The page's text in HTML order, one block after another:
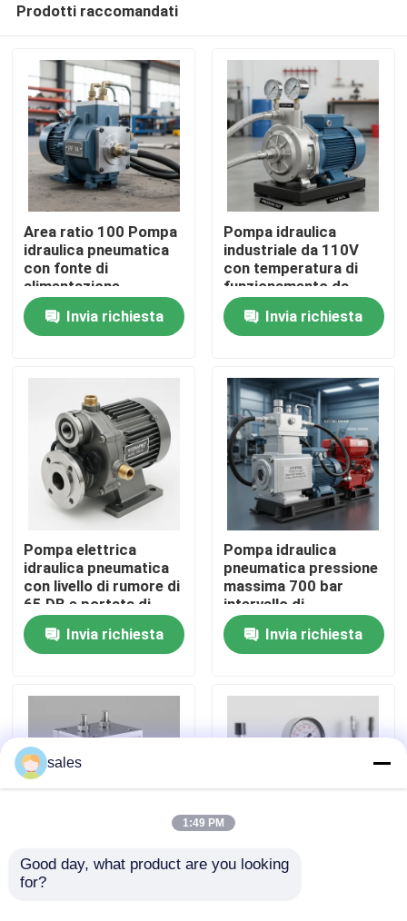
Prodotti
Video
Su di noi
Visita alla fabbrica
Notizie
Prodotti raccomandati
Area ratio 100 Pompa
idraulica pneumatica
con fonte di
alimentazione
elettrica manuale
azionata dall'aria e
rapporto di
funzionamento
Invia richiesta
Pompa idraulica
industriale da 110V
con temperatura di
funzionamento da
meno 20°C a 80°C
Invia richiesta
Pompa elettrica
idraulica pneumatica
con livello di rumore di
65 DB e portata di
flusso di 5 Lmin
Adatta alle
applicazioni
Invia richiesta
Pompa idraulica
pneumatica pressione
massima 700 bar
intervallo di
temperatura operativa
da meno 20 gradi
Celsius a 80 gradi
Invia richiesta
Dispositivo di prova
valvola carburante
Intervallo di
sales
1:49 PM
Good day, what product are you looking
for?